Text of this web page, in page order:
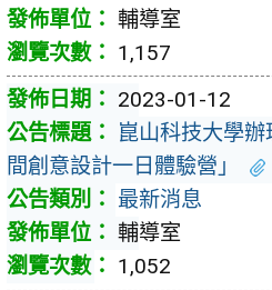
輔導室
1,157
2023-01-12
崑山科技大學
間創意設計一日體驗營」
最新消息
輔導室
1,052